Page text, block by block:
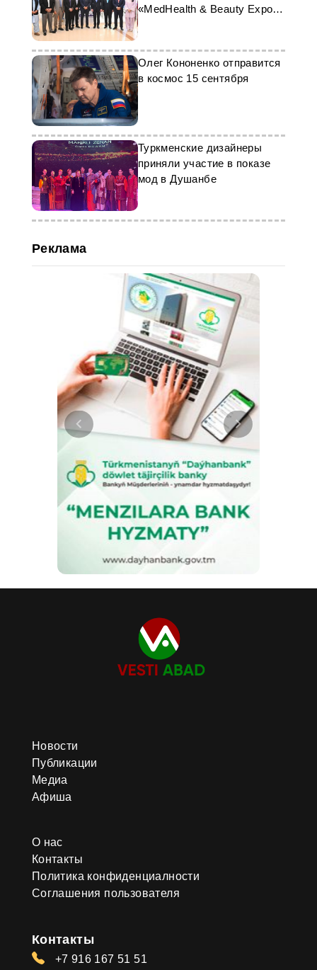
«MedHealth & Beauty Expo»
в Исламабаде
Олег Кононенко отправится
в космос 15 сентября
Туркменские дизайнеры
приняли участие в показе
мод в Душанбе
Реклама
Новости
Публикации
Медиа
Афиша
О нас
Контакты
Политика конфиденциалности
Соглашения пользователя
Контакты
+7 916 167 51 51